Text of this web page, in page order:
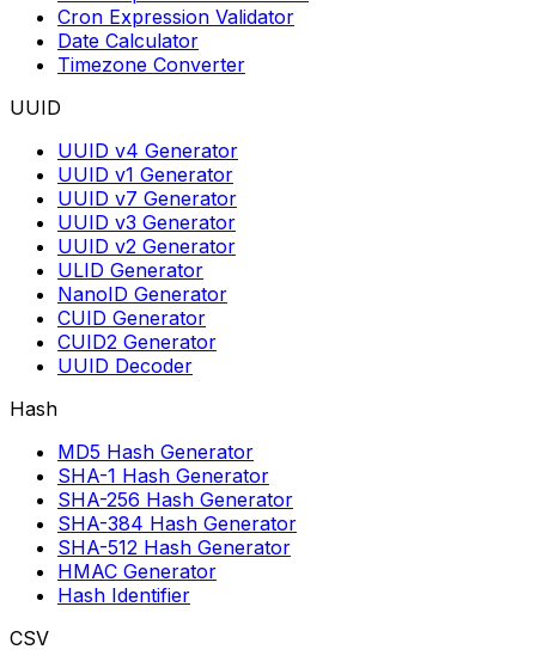
Cron Expression Validator
Date Calculator
Timezone Converter
UUID
UUID v4 Generator
UUID v1 Generator
UUID v7 Generator
UUID v3 Generator
UUID v2 Generator
ULID Generator
NanoID Generator
CUID Generator
CUID2 Generator
UUID Decoder
Hash
MD5 Hash Generator
SHA-1 Hash Generator
SHA-256 Hash Generator
SHA-384 Hash Generator
SHA-512 Hash Generator
HMAC Generator
Hash Identifier
CSV